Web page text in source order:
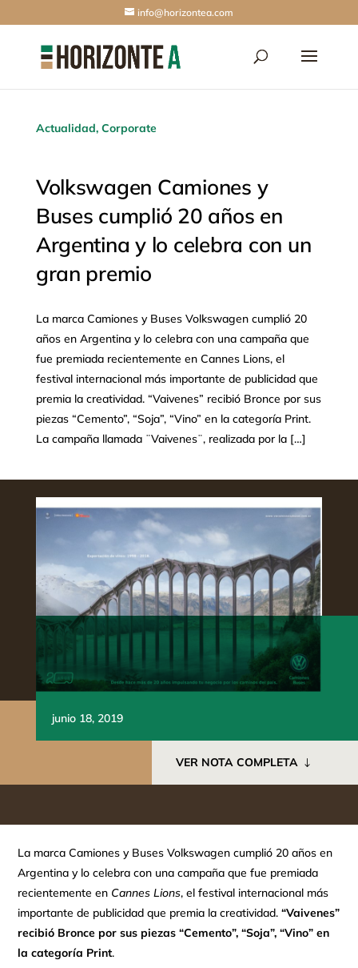
info@horizontea.com
Actualidad, Corporate
Volkswagen Camiones y
Buses cumplió 20 años en
Argentina y lo celebra con un
gran premio
La marca Camiones y Buses Volkswagen cumplió 20
años en Argentina y lo celebra con una campaña que
fue premiada recientemente en Cannes Lions, el
festival internacional más importante de publicidad que
premia la creatividad. “Vaivenes” recibió Bronce por sus
piezas “Cemento”, “Soja”, “Vino” en la categoría Print.
La campaña llamada ¨Vaivenes¨, realizada por la […]
junio 18, 2019
VER NOTA COMPLETA
La marca Camiones y Buses Volkswagen cumplió 20 años en
Argentina y lo celebra con una campaña que fue premiada
recientemente en Cannes Lions, el festival internacional más
importante de publicidad que premia la creatividad.“Vaivenes”
recibió Bronce por sus piezas “Cemento”, “Soja”, “Vino” en
la categoría Print.